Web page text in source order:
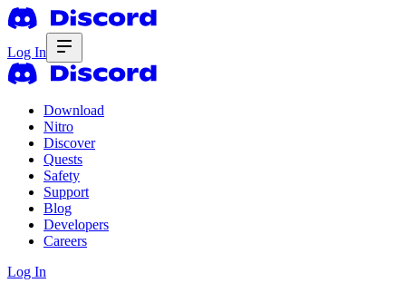
Log In
Download
Nitro
Discover
Quests
Safety
Support
Blog
Developers
Careers
Log In